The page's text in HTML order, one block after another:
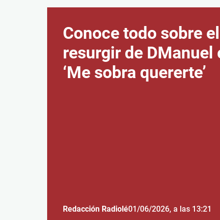
Conoce todo sobre el
resurgir de DManuel
‘Me sobra quererte’
Redacción Radiolé01/06/2026, a las 13:21